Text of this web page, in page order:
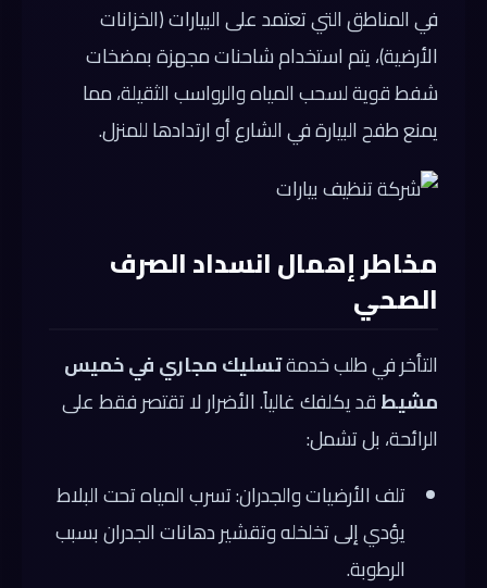
في المناطق التي تعتمد على البيارات (الخزانات
الأرضية)، يتم استخدام شاحنات مجهزة بمضخات
شفط قوية لسحب المياه والرواسب الثقيلة، مما
يمنع طفح البيارة في الشارع أو ارتدادها للمنزل.
مخاطر إهمال انسداد الصرف
الصحي
التأخر في طلب خدمةتسليك مجاري في خميس
مشيطقد يكلفك غالياً. الأضرار لا تقتصر فقط على
الرائحة، بل تشمل:
تلف الأرضيات والجدران: تسرب المياه تحت البلاط
يؤدي إلى تخلخله وتقشير دهانات الجدران بسبب
الرطوبة.